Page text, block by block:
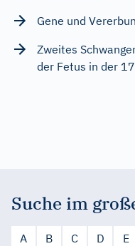
Gene und
Zweites
der Fetus in der
Suche im
A B C D E